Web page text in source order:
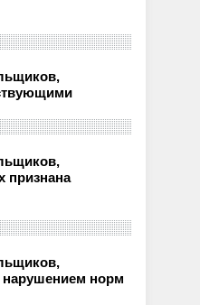
признана
нарушением норм